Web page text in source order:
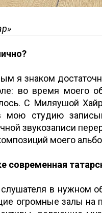
я знаком
во время моего
С Миляушой
мою студию
звукозаписи
моего
современная
в нужном
огромные залы на